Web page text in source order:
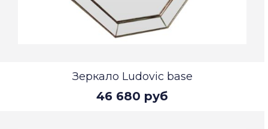
Зеркало Ludovic base
46 680 руб